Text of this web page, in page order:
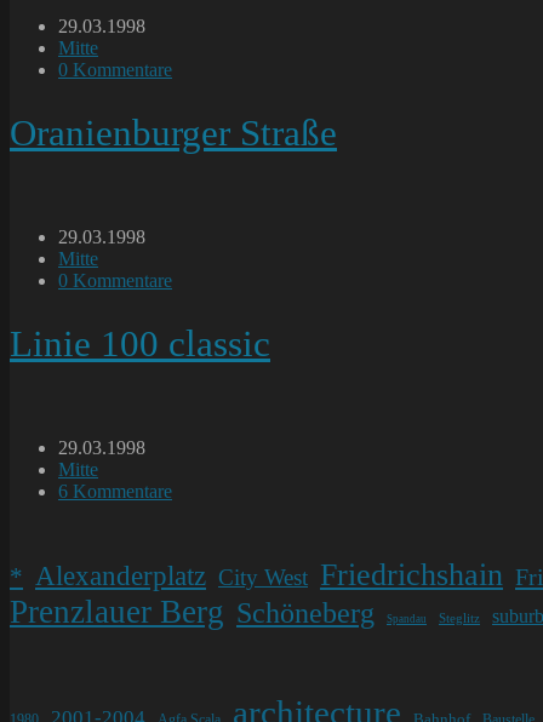
Beitrag
veröffentlicht:
29.03.1998
Beitrags-
Kategorie:
Mitte
Beitrags-
0 Kommentare
Oranienburger Straße
Beitrag
veröffentlicht:
29.03.1998
Beitrags-
Kategorie:
Mitte
Beitrags-
0 Kommentare
Linie 100 classic
Beitrag
veröffentlicht:
29.03.1998
Beitrags-
Kategorie:
Mitte
Beitrags-
6 Kommentare
* Alexanderplatz City West Friedrichshain
Prenzlauer Berg Schöneberg Spandau Steglitz suburb
architecture